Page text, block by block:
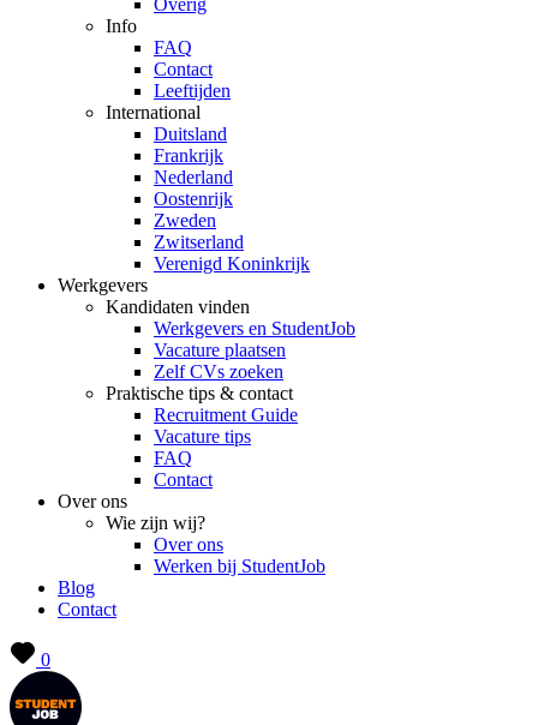
Overig
Info
FAQ
Contact
Leeftijden
International
Duitsland
Frankrijk
Nederland
Oostenrijk
Zweden
Zwitserland
Verenigd Koninkrijk
Werkgevers
Kandidaten vinden
Werkgevers en StudentJob
Vacature plaatsen
Zelf CVs zoeken
Praktische tips & contact
Recruitment Guide
Vacature tips
FAQ
Contact
Over ons
Wie zijn wij?
Over ons
Werken bij StudentJob
Blog
Contact
0